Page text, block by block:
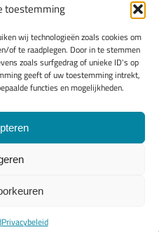
toestemming
wij technologieën zoals cookies om
of te raadplegen. Door in te stemmen
zoals surfgedrag of unieke ID's op
geeft of uw toestemming intrekt,
functies en mogelijkheden.
Privacybeleid
Copyright 2026